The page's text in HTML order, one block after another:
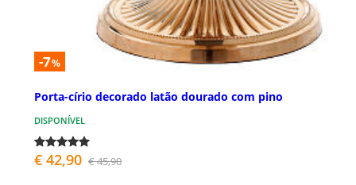
-7%
Porta-círio decorado latão dourado com pino
DISPONÍVEL
€ 42,90 € 45,90